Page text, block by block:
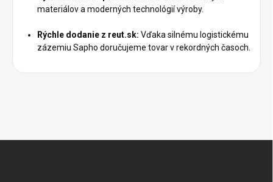
materiálov a moderných technológií výroby.
Rýchle dodanie z reut.sk: Vďaka silnému logistickému
zázemiu Sapho doručujeme tovar v rekordných časoch.